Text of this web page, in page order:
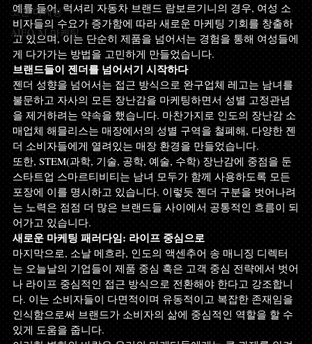
코인 마케팅
AIEO AI 마케팅
예를 들어, 럭셔리 자동차 브랜드 람보르기니의 경우, 여성 소
비자들의 수요가 증가함에 따라 새로운 마케팅 기회를 창출하
고 있으며, 이는 단순히 제품을 넘어서는 경험을 통해 여성들에
게 다가가는 방법을 고민하게 만들었습니다.
브랜드들이 젠더를 넘어서기 시작하다
젠더 성향을 넘어서는 접근 방식으로 완구업체 레고는 남녀를
불문하고 자사의 모든 장난감을 마케팅하면서 성별 고정관념
을 제거하려는 약속을 했습니다. 마찬가지로 인도의 장난감 소
매업체 해믈리스는 매장에서의 성별 구역을 철폐해, 다양한 젠
더 소비자들에게 열려있는 매장 환경을 만들었습니다.
또한, STEM(과학, 기술, 공학, 예술, 수학) 장난감에 중점을 둔
스타트업 스마르티비티는 남녀 모두가 함께 사용하도록 모든
포장에 이를 명시하고 있습니다. 이렇듯 젠더 구분을 벗어나려
는 노력은 점점 더 많은 브랜드들 사이에서 공통적인 흐름이 되
어가고 있습니다.
새로운 마케팅 패러다임: 라이프 중심으로
마지막으로, 소날 메흐라, 인도의 액센추어 송 매니징 디렉터
는 오늘날의 기업들이 제품 중심 혹은 고객 중심 전략에서 벗어
나 라이프 중심적인 접근 방식으로 전환해야 한다고 강조합니
다. 이는 소비자들이 다면적이며 유동적이고 복잡한 존재임을
인식함으로써 브랜드가 소비자의 삶에 중심적인 역할을 할 수
있게 도움을 줍니다.